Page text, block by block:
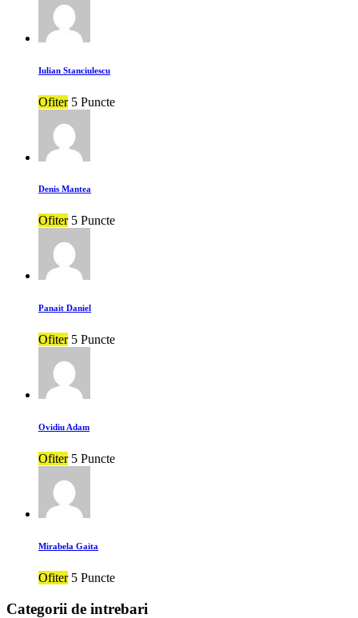
Iulian Stanciulescu
Ofiter 5 Puncte
Denis Mantea
Ofiter 5 Puncte
Panait Daniel
Ofiter 5 Puncte
Ovidiu Adam
Ofiter 5 Puncte
Mirabela Gaita
Ofiter 5 Puncte
Categorii de intrebari